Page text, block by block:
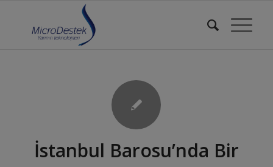
İstanbul Barosu’nda Bir